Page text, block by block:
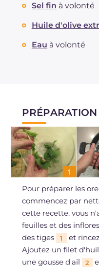
Sel fin à volonté
Huile d'olive
Eau à volonté
PRÉPARATION
Pour préparer les
commencez par
cette recette, vous
feuilles et des
des tiges
1
et
Ajoutez un filet
une gousse d'ail
2